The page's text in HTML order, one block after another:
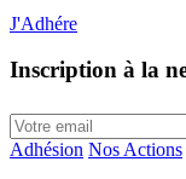
J'Adhére
Inscription à la
Adhésion Nos Actions